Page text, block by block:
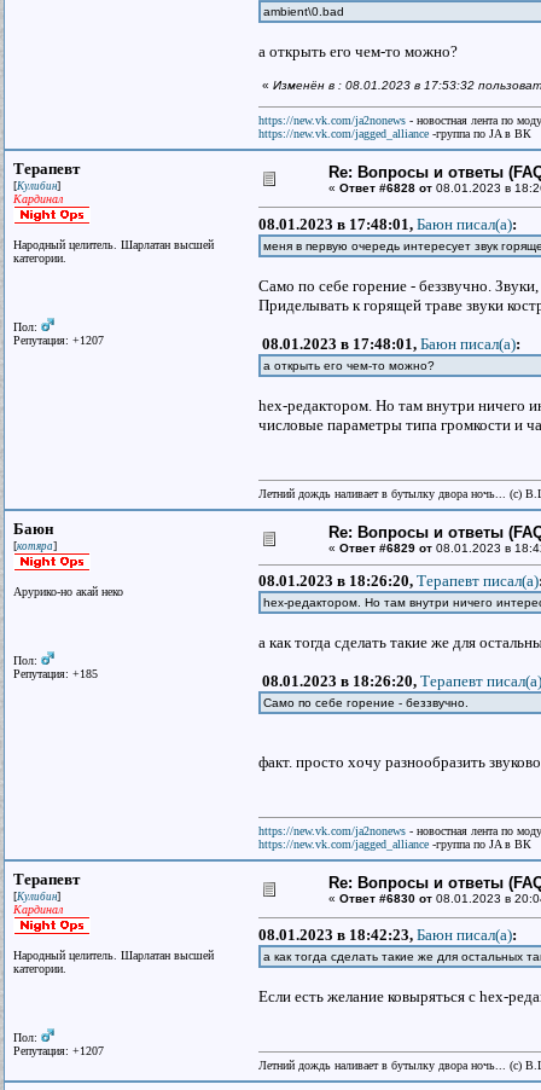
ambient\0.bad
а открыть его чем-то можно?
« Изменён в : 08.01.2023 в 17:53:32
https://new.vk.com/ja2nonews - новостная лента по
https://new.vk.com/jagged_alliance -группа по JA в ВК
Терапевт
[Кулибин]
Кардинал
Народный целитель. Шарлатан высшей
категории.
Пол:
Репутация: +1207
Re: Вопросы и ответы
« Ответ #6828 от 08.01.2023 в
08.01.2023 в 17:48:01, Баюн писал(a):
меня в первую очередь интересует звук
Само по себе горение - беззвучно.
Приделывать к горящей траве звуки
08.01.2023 в 17:48:01, Баюн писал(a):
а открыть его чем-то можно?
hex-редактором. Но там внутри ничего
числовые параметры типа громкости и
Летний дождь наливает в бутылку двора ночь... (с)
Баюн
[котяра]
Арурико-но акай неко
Пол:
Репутация: +185
Re: Вопросы и ответы
« Ответ #6829 от 08.01.2023 в
08.01.2023 в 18:26:20, Терапевт писал(a)
hex-редактором. Но там внутри ничего
а как тогда сделать такие же для
08.01.2023 в 18:26:20, Терапевт писал(a)
Само по себе горение - беззвучно.
факт. просто хочу разнообразить
https://new.vk.com/ja2nonews - новостная лента по
https://new.vk.com/jagged_alliance -группа по JA в ВК
Терапевт
[Кулибин]
Кардинал
Народный целитель. Шарлатан высшей
категории.
Пол:
Репутация: +1207
Re: Вопросы и ответы
« Ответ #6830 от 08.01.2023 в
08.01.2023 в 18:42:23, Баюн писал(a):
а как тогда сделать такие же для остальных
Если есть желание ковыряться с hex-
Летний дождь наливает в бутылку двора ночь... (с)